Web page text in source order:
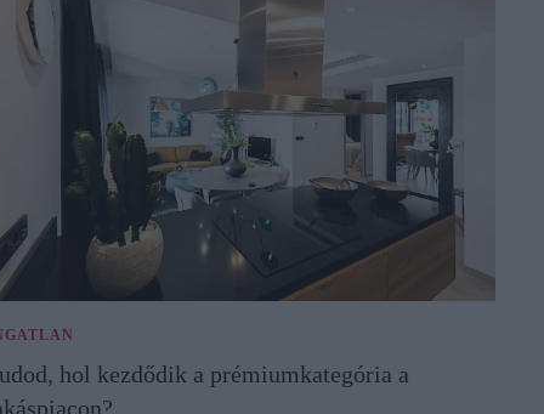
hol kezdődik a prémiumkategória a